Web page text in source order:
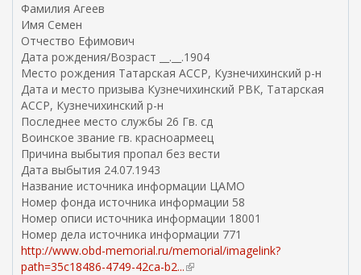
Фамилия Агеев
Имя Семен
Отчество Ефимович
Дата рождения/Возраст __.__.1904
Место рождения Татарская АССР, Кузнечихинский р-н
Дата и место призыва Кузнечихинский РВК, Татарская
АССР, Кузнечихинский р-н
Последнее место службы 26 Гв. сд
Воинское звание гв. красноармеец
Причина выбытия пропал без вести
Дата выбытия 24.07.1943
Название источника информации ЦАМО
Номер фонда источника информации 58
Номер описи источника информации 18001
Номер дела источника информации 771
http://www.obd-memorial.ru/memorial/imagelink?
path=35c18486-4749-42ca-b2...(